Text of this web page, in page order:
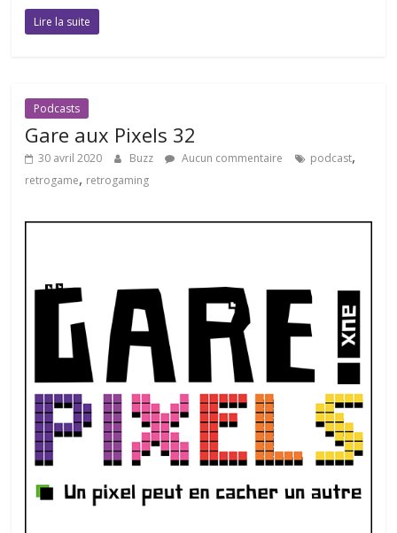
Lire la suite
Podcasts
Gare aux Pixels 32
30 avril 2020 Buzz Aucun commentaire podcast,
retrogame, retrogaming